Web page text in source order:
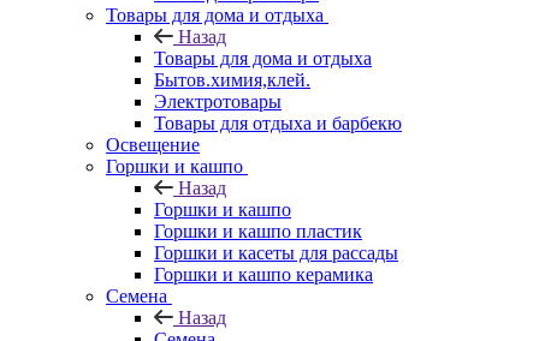
Товары для дома и отдыха
Назад
Товары для дома и отдыха
Бытов.химия,клей.
Электротовары
Товары для отдыха и барбекю
Освещение
Горшки и кашпо
Назад
Горшки и кашпо
Горшки и кашпо пластик
Горшки и касеты для рассады
Горшки и кашпо керамика
Семена
Назад